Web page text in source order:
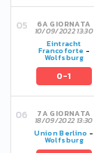
6A GIORNATA
10/09/2022 13:30
Eintracht
Francoforte -
Wolfsburg
0-1
7A GIORNATA
18/09/2022 13:30
Union Berlino -
Wolfsburg